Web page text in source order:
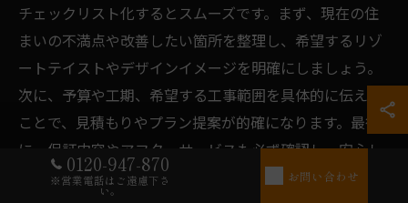
チェックリスト化するとスムーズです。まず、現在の住
まいの不満点や改善したい箇所を整理し、希望するリゾ
ートテイストやデザインイメージを明確にしましょう。
次に、予算や工期、希望する工事範囲を具体的に伝える
ことで、見積もりやプラン提案が的確になります。最後
に、保証内容やアフターサービスも必ず確認し、安心し
て任せられる業者選びの判断材料としましょう。
0120-947-870
※営業電話はご遠慮下さ
い。
お問い合わせ